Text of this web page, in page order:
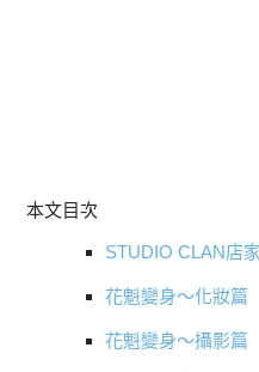
本文目次
STUDIO CLAN店
花魁變身～化妝篇
花魁變身～攝影篇